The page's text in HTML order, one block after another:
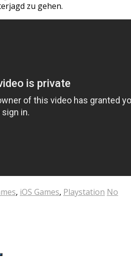
zu gehen.
, iOS Games, Playstation No